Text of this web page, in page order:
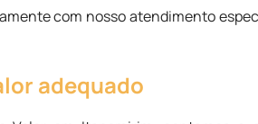
com nosso atendimento
adequado